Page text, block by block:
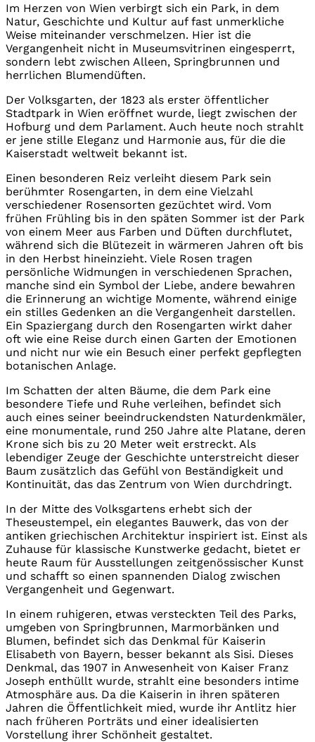
Im Herzen von Wien verbirgt sich ein Park, in dem
Natur, Geschichte und Kultur auf fast unmerkliche
Weise miteinander verschmelzen. Hier ist die
Vergangenheit nicht in Museumsvitrinen eingesperrt,
sondern lebt zwischen Alleen, Springbrunnen und
herrlichen Blumendüften.
Der Volksgarten, der 1823 als erster öffentlicher
Stadtpark in Wien eröffnet wurde, liegt zwischen der
Hofburg und dem Parlament. Auch heute noch strahlt
er jene stille Eleganz und Harmonie aus, für die die
Kaiserstadt weltweit bekannt ist.
Einen besonderen Reiz verleiht diesem Park sein
berühmter Rosengarten, in dem eine Vielzahl
verschiedener Rosensorten gezüchtet wird. Vom
frühen Frühling bis in den späten Sommer ist der Park
von einem Meer aus Farben und Düften durchflutet,
während sich die Blütezeit in wärmeren Jahren oft bis
in den Herbst hineinzieht. Viele Rosen tragen
persönliche Widmungen in verschiedenen Sprachen,
manche sind ein Symbol der Liebe, andere bewahren
die Erinnerung an wichtige Momente, während einige
ein stilles Gedenken an die Vergangenheit darstellen.
Ein Spaziergang durch den Rosengarten wirkt daher
oft wie eine Reise durch einen Garten der Emotionen
und nicht nur wie ein Besuch einer perfekt gepflegten
botanischen Anlage.
Im Schatten der alten Bäume, die dem Park eine
besondere Tiefe und Ruhe verleihen, befindet sich
auch eines seiner beeindruckendsten Naturdenkmäler,
eine monumentale, rund 250 Jahre alte Platane, deren
Krone sich bis zu 20 Meter weit erstreckt. Als
lebendiger Zeuge der Geschichte unterstreicht dieser
Baum zusätzlich das Gefühl von Beständigkeit und
Kontinuität, das das Zentrum von Wien durchdringt.
In der Mitte des Volksgartens erhebt sich der
Theseustempel, ein elegantes Bauwerk, das von der
antiken griechischen Architektur inspiriert ist. Einst als
Zuhause für klassische Kunstwerke gedacht, bietet er
heute Raum für Ausstellungen zeitgenössischer Kunst
und schafft so einen spannenden Dialog zwischen
Vergangenheit und Gegenwart.
In einem ruhigeren, etwas versteckten Teil des Parks,
umgeben von Springbrunnen, Marmorbänken und
Blumen, befindet sich das Denkmal für Kaiserin
Elisabeth von Bayern, besser bekannt als Sisi. Dieses
Denkmal, das 1907 in Anwesenheit von Kaiser Franz
Joseph enthüllt wurde, strahlt eine besonders intime
Atmosphäre aus. Da die Kaiserin in ihren späteren
Jahren die Öffentlichkeit mied, wurde ihr Antlitz hier
nach früheren Porträts und einer idealisierten
Vorstellung ihrer Schönheit gestaltet.